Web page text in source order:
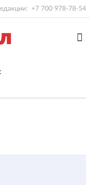
+7 700 978-78-54